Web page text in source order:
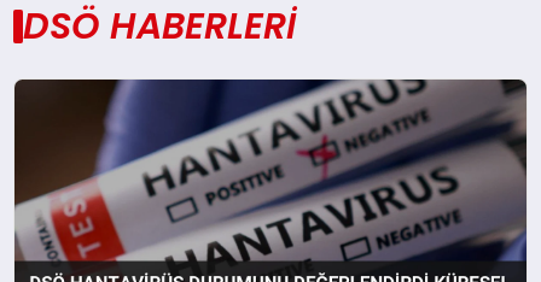
SIYASET
DÜNYA
EKONOMI
SPOR
TEKNOLOJI
DSÖ HABERLERI